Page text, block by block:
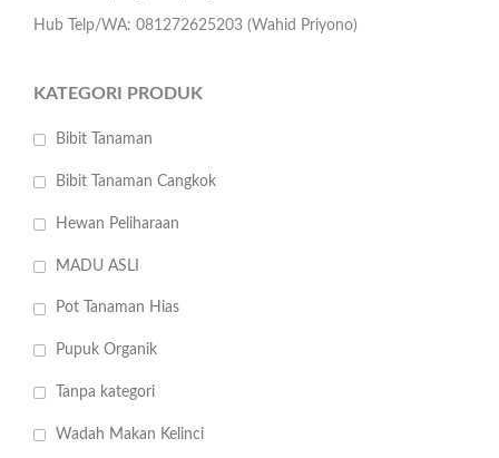
Hub Telp/WA: 081272625203 (Wahid Priyono)
KATEGORI PRODUK
Bibit Tanaman
Bibit Tanaman Cangkok
Hewan Peliharaan
MADU ASLI
Pot Tanaman Hias
Pupuk Organik
Tanpa kategori
Wadah Makan Kelinci